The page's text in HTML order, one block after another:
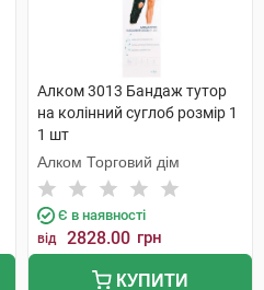
Алком 3013 Бандаж тутор
на колінний суглоб розмір 1
1 шт
Алком Торговий дім
Є в наявності
від 2828.00 грн
КУПИТИ